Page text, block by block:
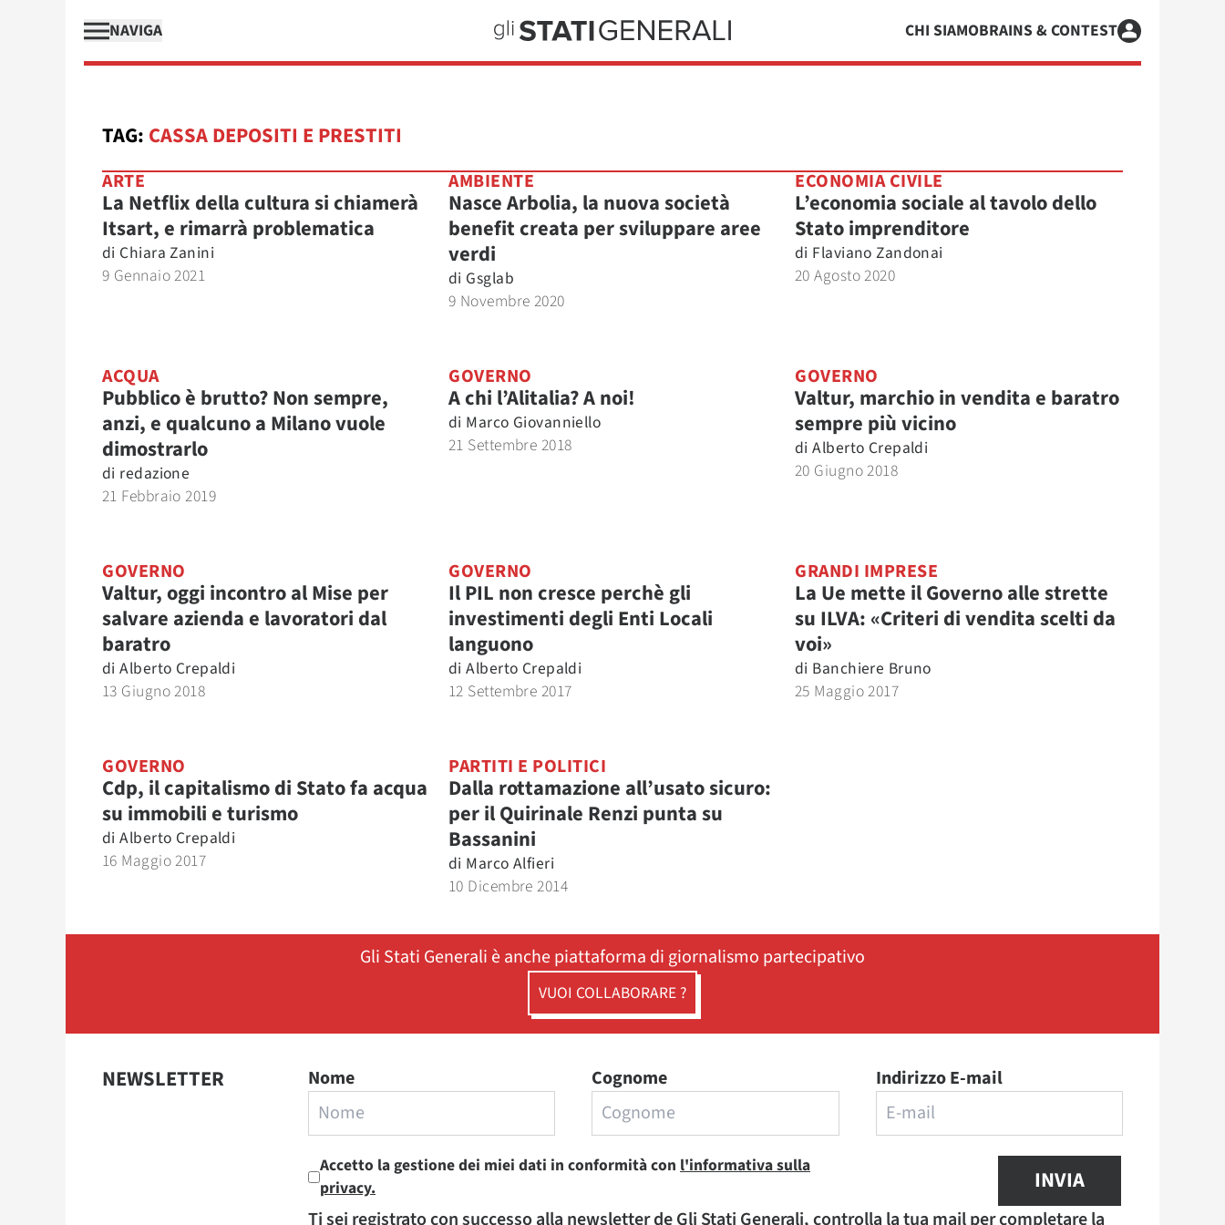
NAVIGA CHI SIAMOBRAINS & CONTEST
TAG: CASSA DEPOSITI E PRESTITI
ARTE
La Netflix della cultura si chiamerà
Itsart, e rimarrà problematica
di Chiara Zanini
9 Gennaio 2021
AMBIENTE
Nasce Arbolia, la nuova società
benefit creata per sviluppare aree
verdi
di Gsglab
9 Novembre 2020
ECONOMIA CIVILE
L’economia sociale al tavolo dello
Stato imprenditore
di Flaviano Zandonai
20 Agosto 2020
ACQUA
Pubblico è brutto? Non sempre,
anzi, e qualcuno a Milano vuole
dimostrarlo
di redazione
21 Febbraio 2019
GOVERNO
A chi l’Alitalia? A noi!
di Marco Giovanniello
21 Settembre 2018
GOVERNO
Valtur, marchio in vendita e baratro
sempre più vicino
di Alberto Crepaldi
20 Giugno 2018
GOVERNO
Valtur, oggi incontro al Mise per
salvare azienda e lavoratori dal
baratro
di Alberto Crepaldi
13 Giugno 2018
GOVERNO
Il PIL non cresce perchè gli
investimenti degli Enti Locali
languono
di Alberto Crepaldi
12 Settembre 2017
GRANDI IMPRESE
La Ue mette il Governo alle strette
su ILVA: «Criteri di vendita scelti da
voi»
di Banchiere Bruno
25 Maggio 2017
GOVERNO
Cdp, il capitalismo di Stato fa acqua
su immobili e turismo
di Alberto Crepaldi
16 Maggio 2017
PARTITI E POLITICI
Dalla rottamazione all’usato sicuro:
per il Quirinale Renzi punta su
Bassanini
di Marco Alfieri
10 Dicembre 2014
Gli Stati Generali è anche piattaforma di giornalismo partecipativo
VUOI COLLABORARE ?
NEWSLETTER Nome Cognome Indirizzo E-mail
Accetto la gestione dei miei dati in conformità con l'informativa sulla
privacy.
INVIA
Ti sei registrato con successo alla newsletter de Gli Stati Generali, controlla la tua mail per completare la